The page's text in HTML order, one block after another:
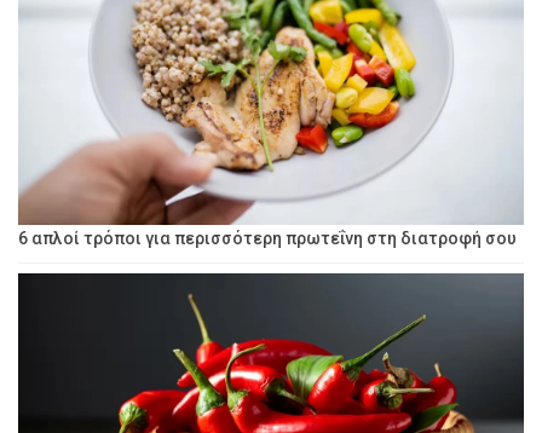
6 απλοί τρόποι για περισσότερη πρωτεΐνη στη διατροφή σου